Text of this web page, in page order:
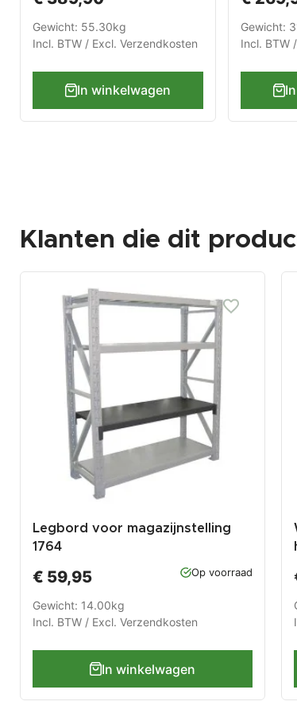
Gewicht: 55.30kg
Incl. BTW / Excl. Verzendkosten
In winkelwagen
Gewicht:
Incl. BTW
Klanten die dit
Legbord voor magazijnstelling
1764
€ 59,95 Op voorraad
Gewicht: 14.00kg
Incl. BTW / Excl. Verzendkosten
In winkelwagen